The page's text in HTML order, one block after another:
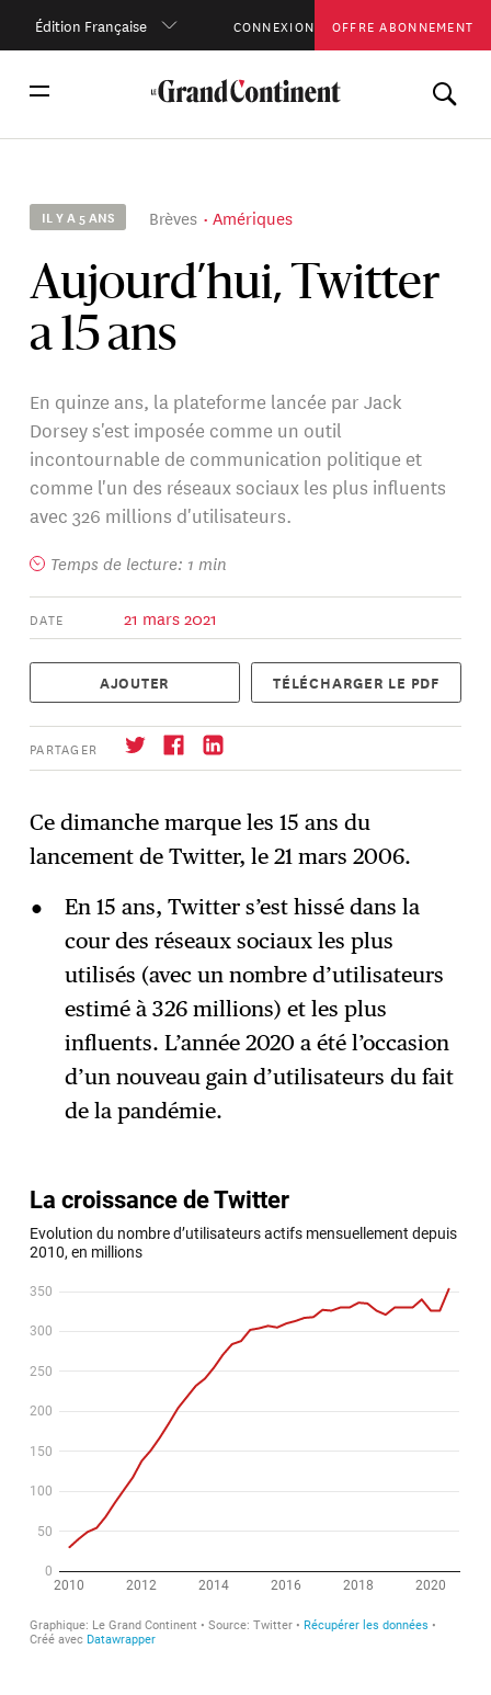
Édition Française CONNEXION OFFRE ABONNEMENT
IL Y A 5 ANS Brèves Amériques
Aujourd’hui, Twitter
a 15 ans
En quinze ans, la plateforme lancée par Jack
Dorsey s'est imposée comme un outil
incontournable de communication politique et
comme l'un des réseaux sociaux les plus influents
avec 326 millions d'utilisateurs.
Temps de lecture: 1 min
DATE 21 mars 2021
AJOUTER TÉLÉCHARGER LE PDF
PARTAGER
Ce dimanche marque les 15 ans du
lancement de Twitter, le 21 mars 2006.
En 15 ans, Twitter s’est hissé dans la
cour des réseaux sociaux les plus
utilisés (avec un nombre d’utilisateurs
estimé à 326 millions) et les plus
influents. L’année 2020 a été l’occasion
d’un nouveau gain d’utilisateurs du fait
de la pandémie.